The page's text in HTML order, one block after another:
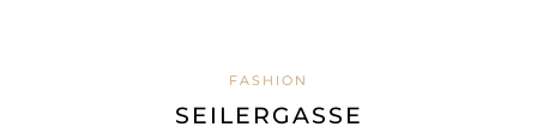
FASHION
SEILERGASSE